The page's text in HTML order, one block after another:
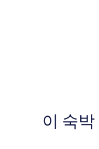
이 숙